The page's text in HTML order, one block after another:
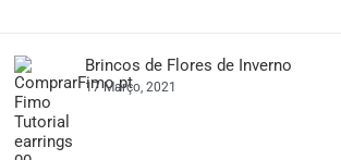
Brincos de Flores de Inverno
17 Março, 2021